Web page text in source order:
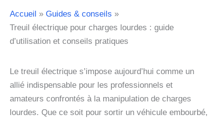
Accueil
Guides & conseils
Treuil électrique pour charges lourdes : guide
d’utilisation et conseils pratiques
Le treuil électrique s’impose aujourd’hui comme un
allié indispensable pour les professionnels et
amateurs confrontés à la manipulation de charges
lourdes. Que ce soit pour sortir un véhicule embourbé,